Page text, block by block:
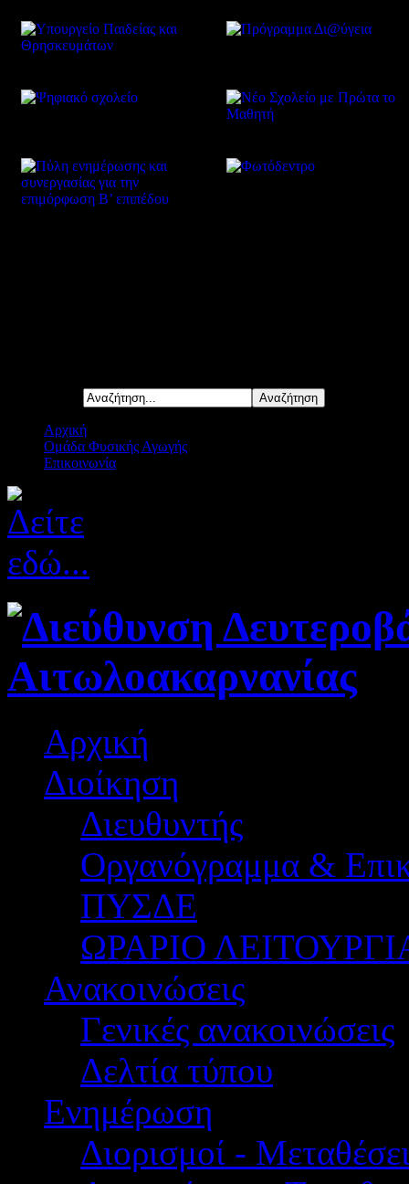
Αρχική
Ομάδα Φυσικής Αγωγής
Επικοινωνία
Αρχική
Διοίκηση
Διευθυντής
Οργανόγραμμα &
ΠΥΣΔΕ
ΩΡΑΡΙΟ
Ανακοινώσεις
Γενικές ανακοινώσεις
Δελτία τύπου
Ενημέρωση
Διορισμοί -